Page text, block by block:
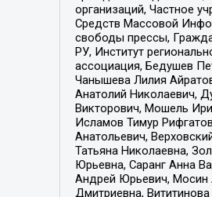
организаций, Частное
Средств Массовой
свободы прессы,
РУ, Институт
ассоциация, Бедушев
Чанышева Лилия
Анатолий Николаевич,
Викторович, Мошель
Исламов Тимур
Анатольевич,
Татьяна Николаевна,
Юрьевна, Саранг Анна
Андрей Юрьевич, Мосин
Дмитриевна,